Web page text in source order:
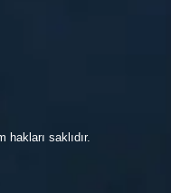
saklıdır.